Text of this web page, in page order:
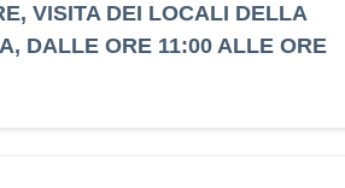
VISITA DEI LOCALI DELLA
DALLE ORE 11:00 ALLE ORE